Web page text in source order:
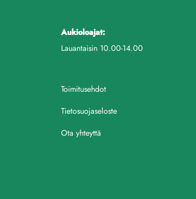
Aukioloajat:
Lauantaisin 10.00-14.00
Toimitusehdot
Tietosuojaseloste
Ota yhteyttä